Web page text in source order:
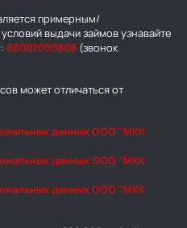
примерным/
выдачи займов узнавайте
88007000808 (звонок
может отличаться от
данных ООО "МКК
данных ООО "МКК
данных ООО "МКК